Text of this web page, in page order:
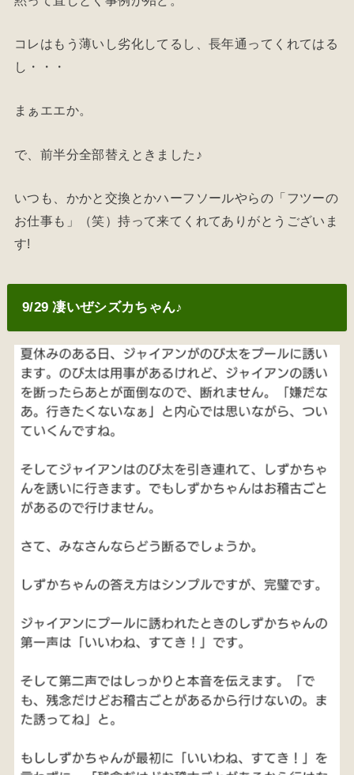
コレはもう薄いし劣化してるし、長年通ってくれてはる
し・・・
まぁエエか。
で、前半分全部替えときました♪
いつも、かかと交換とかハーフソールやらの「フツーの
お仕事も」（笑）持って来てくれてありがとうございま
す!
9/29 凄いぜシズカちゃん♪